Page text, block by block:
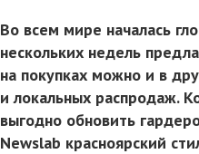
Во всем мире началась
нескольких недель
на покупках можно и в
и локальных распродаж.
выгодно обновить
Newslab красноярский